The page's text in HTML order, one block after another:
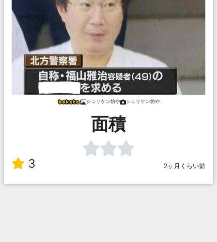
シュリケン坊や シュリケン坊や
面積
3 2ヶ月くらい前